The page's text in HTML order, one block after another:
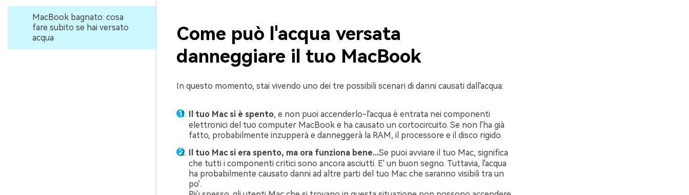
MacBook bagnato: cosa
fare subito se hai versato
acqua
Come può l'acqua versata
danneggiare il tuo MacBook
In questo momento, stai vivendo uno dei tre possibili scenari di danni causati dall'acqua:
Il tuo Mac si è spento, e non puoi accenderlo-l'acqua è entrata nei componenti
elettronici del tuo computer MacBook e ha causato un cortocircuito. Se non l'ha già
fatto, probabilmente inzupperà e danneggerà la RAM, il processore e il disco rigido.
Il tuo Mac si era spento, ma ora funziona bene...Se puoi avviare il tuo Mac, significa
che tutti i componenti critici sono ancora asciutti. E' un buon segno. Tuttavia, l'acqua
ha probabilmente causato danni ad altre parti del tuo Mac che saranno visibili tra un
po'.